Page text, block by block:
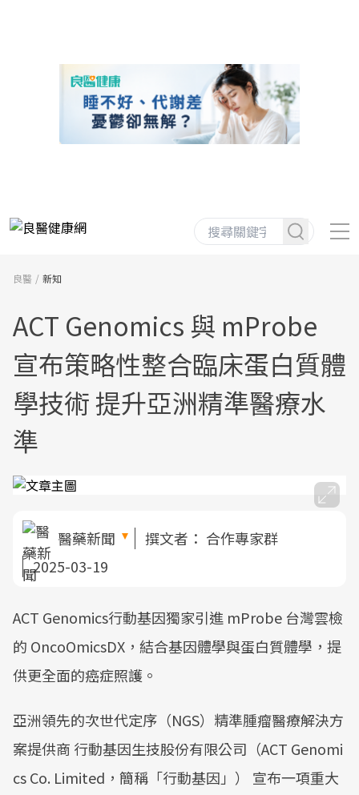
良醫 新知
ACT Genomics 與 mProbe
宣布策略性整合臨床蛋白質體
學技術 提升亞洲精準醫療水
準
醫藥新聞 撰文者： 合作專家群
2025-03-19
ACT Genomics行動基因獨家引進 mProbe 台灣雲檢
的 OncoOmicsDX，結合基因體學與蛋白質體學，提
供更全面的癌症照護。
亞洲領先的次世代定序（NGS）精準腫瘤醫療解決方
案提供商 行動基因生技股份有限公司（ACT Genomi
cs Co. Limited，簡稱「行動基因」） 宣布一項重大